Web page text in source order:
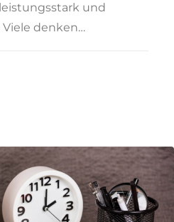
und
denken…